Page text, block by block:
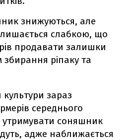
знижуються, але
слабкою, що
продавати залишки
збирання ріпаку та
зараз
середнього
соняшник
адже наближається